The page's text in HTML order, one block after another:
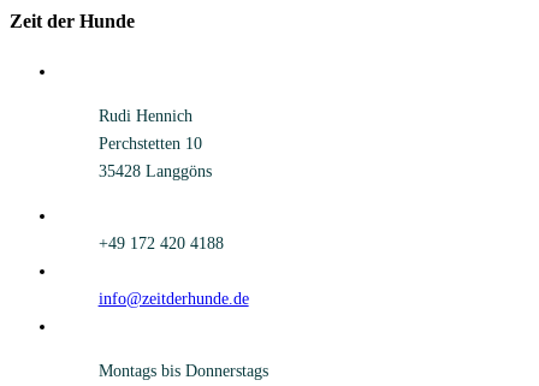
Zeit der Hunde
Rudi Hennich
Perchstetten 10
35428 Langgöns
+49 172 420 4188
info@zeitderhunde.de
Montags bis Donnerstags